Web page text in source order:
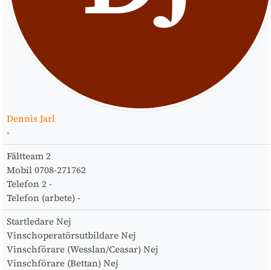
Dennis Jarl
-
Fältteam 2
Mobil 0708-271762
Telefon 2 -
Telefon (arbete) -
Startledare Nej
Vinschoperatörsutbildare Nej
Vinschförare (Wesslan/Ceasar) Nej
Vinschförare (Bettan) Nej